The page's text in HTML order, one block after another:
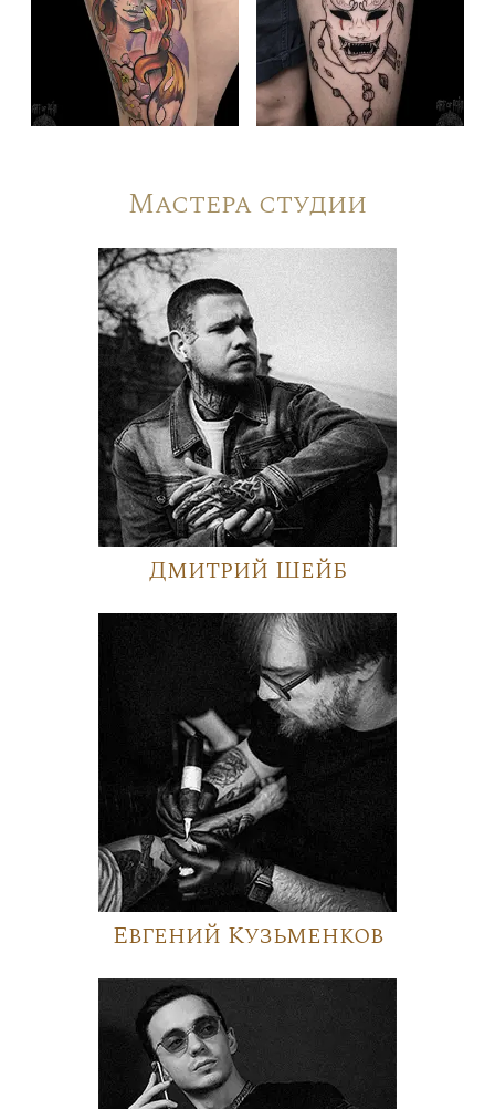
Мастера студии
Дмитрий Шейб
Евгений Кузьменков